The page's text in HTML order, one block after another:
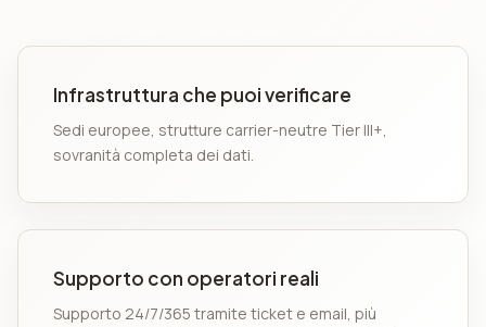
Infrastruttura che puoi verificare
Sedi europee, strutture carrier-neutre Tier III+,
sovranità completa dei dati.
Supporto con operatori reali
Supporto 24/7/365 tramite ticket e email, più